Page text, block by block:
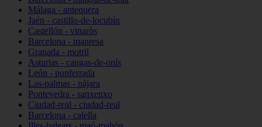
Málaga - antequera
Jaén - castillo-de-locubín
Castellón - vinaròs
Barcelona - manresa
Granada - motril
Asturias - cangas-de-onís
León - ponferrada
Las-palmas - pájara
Pontevedra - sanxenxo
Ciudad-real - ciudad-real
Barcelona - calella